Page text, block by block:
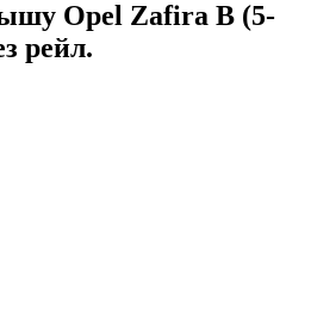
Opel Zafira B (5-
рейл.